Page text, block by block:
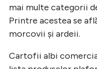
mai multe categorii
Printre acestea se
morcovii și ardeii.
Cartofii albi